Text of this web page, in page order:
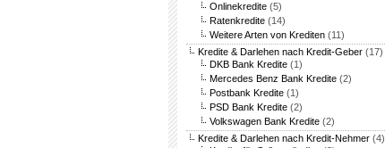
Onlinekredite (5)
Ratenkredite (14)
Weitere Arten von Krediten (11)
Kredite & Darlehen nach Kredit-Geber (17)
DKB Bank Kredite (1)
Mercedes Benz Bank Kredite (2)
Postbank Kredite (1)
PSD Bank Kredite (2)
Volkswagen Bank Kredite (2)
Kredite & Darlehen nach Kredit-Nehmer (4)